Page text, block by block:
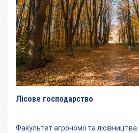
Лісове господарство
Факультет агрономії та лісівництва